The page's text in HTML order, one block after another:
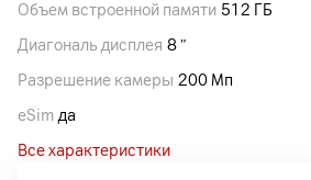
Объем встроенной памяти 512 ГБ
Диагональ дисплея 8 ″
Разрешение камеры 200 Мп
eSim да
Все характеристики